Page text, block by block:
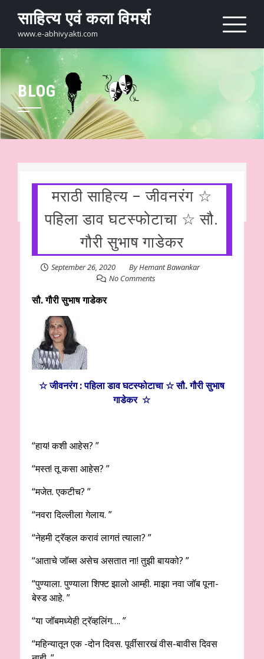
content
साहित्य एवं कला विमर्श
www.e-abhivyakti.com
BLOG
मराठी साहित्य – जीवनरंग ☆
पहिला डाव घटस्फोटाचा ☆ सौ.
गौरी सुभाष गाडेकर
September 26, 2020 ByHemant Bawankar
No Comments
सौ. गौरी सुभाष गाडेकर
☆ जीवनरंग : पहिला डाव घटस्फोटाचा ☆सौ. गौरी सुभाष
गाडेकर☆
“हाय! कशी आहेस? ”
“मस्त! तू कसा आहेस? ”
“मजेत. एकटीच? ”
“नवरा दिल्लीला गेलाय. ”
“नेहमी ट्रॅव्हल करावं लागतं त्याला? ”
“आताचे जॉब्स असेच असतात ना! तुझी बायको? ”
“पुण्याला. पुण्याला शिफ्ट झालो आम्ही. माझा नवा जॉब पूना-
बेस्ड आहे. ”
“या जॉबमध्येही ट्रॅव्हलिंग…. ”
“महिन्यातून एक -दोन दिवस. पूर्वीसारखं वीस-बावीस दिवस